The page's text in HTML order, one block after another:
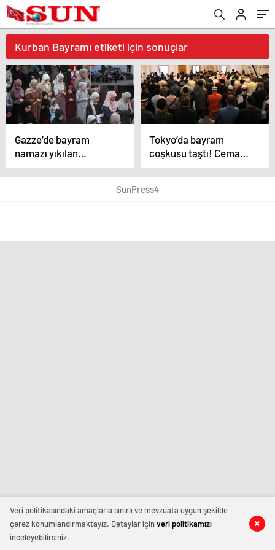
Kurban Bayramı etiketi için sonuçlar
Gazze’de bayram
namazı yıkılan
camilerin enkazında
kılındı
Tokyo’da bayram
coşkusu taştı! Cemaat
avluya sığmadı, namaz
3 kere kılındı
SunPress4
Veri politikasındaki amaçlarla sınırlı ve mevzuata uygun şekilde
çerez konumlandırmaktayız. Detaylar içinveri politikamızı
inceleyebilirsiniz.